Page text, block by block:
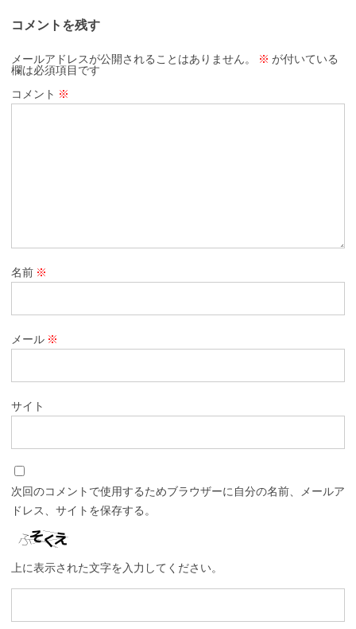
コメントを残す
メールアドレスが公開されることはありません。 ※ が付いている
欄は必須項目です
コメント ※
名前 ※
メール ※
サイト
次回のコメントで使用するためブラウザーに自分の名前、メールア
ドレス、サイトを保存する。
上に表示された文字を入力してください。